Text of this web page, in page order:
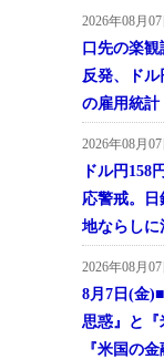
2026年08月
口先の楽
反発、ド
の雇用統計
2026年08月
ドル円158
応警戒。
地ならしに
2026年08月
8月7日(金
思惑』と『
『米国の